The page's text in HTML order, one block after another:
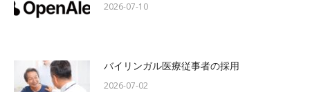
2026-07-10
バイリンガル医療従事者の採用
2026-07-02